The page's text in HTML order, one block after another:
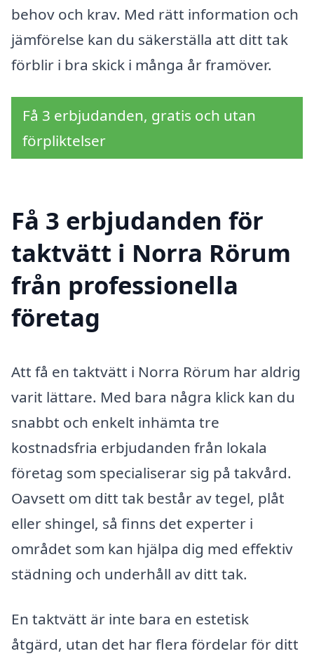
behov och krav. Med rätt information och
jämförelse kan du säkerställa att ditt tak
förblir i bra skick i många år framöver.
Få 3 erbjudanden, gratis och utan
förpliktelser
Få 3 erbjudanden för
taktvätt i Norra Rörum
från professionella
företag
Att få en taktvätt i Norra Rörum har aldrig
varit lättare. Med bara några klick kan du
snabbt och enkelt inhämta tre
kostnadsfria erbjudanden från lokala
företag som specialiserar sig på takvård.
Oavsett om ditt tak består av tegel, plåt
eller shingel, så finns det experter i
området som kan hjälpa dig med effektiv
städning och underhåll av ditt tak.
En taktvätt är inte bara en estetisk
åtgärd, utan det har flera fördelar för ditt